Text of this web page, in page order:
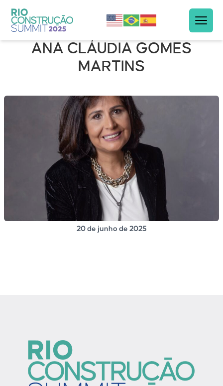
ANA CLÁUDIA GOMES
MARTINS
20 de junho de 2025